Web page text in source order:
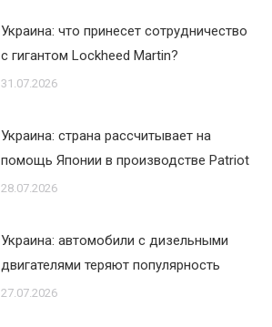
Украина: что принесет сотрудничество
с гигантом Lockheed Martin?
31.07.2026
Украина: страна рассчитывает на
помощь Японии в производстве Patriot
28.07.2026
Украина: автомобили с дизельными
двигателями теряют популярность
27.07.2026